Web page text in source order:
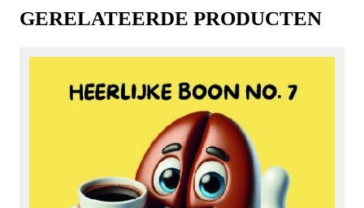
GERELATEERDE PRODUCTEN